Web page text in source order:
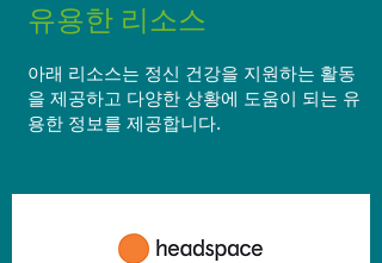
유용한 리소스
아래 리소스는 정신 건강을 지원하는 활동
을 제공하고 다양한 상황에 도움이 되는 유
용한 정보를 제공합니다.